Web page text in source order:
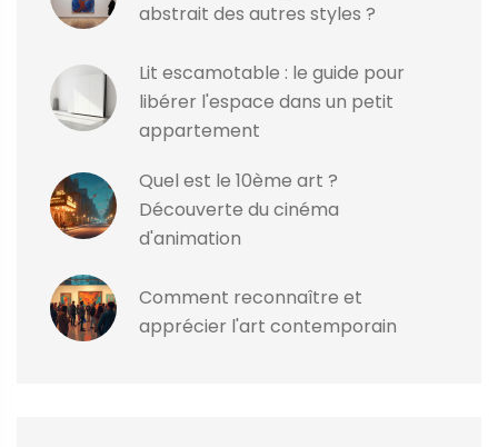
abstrait des autres styles ?
Lit escamotable : le guide pour
libérer l'espace dans un petit
appartement
Quel est le 10ème art ?
Découverte du cinéma
d'animation
Comment reconnaître et
apprécier l'art contemporain